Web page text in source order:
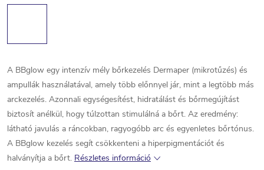
A BBglow egy intenzív mély bőrkezelés Dermaper (mikrotűzés) és
ampullák használatával, amely több előnnyel jár, mint a legtöbb más
arckezelés. Azonnali egységesítést, hidratálást és bőrmegújítást
biztosít anélkül, hogy túlzottan stimulálná a bőrt. Az eredmény:
látható javulás a ráncokban, ragyogóbb arc és egyenletes bőrtónus.
A BBglow kezelés segít csökkenteni a hiperpigmentációt és
halványítja a bőrt. Részletes információ